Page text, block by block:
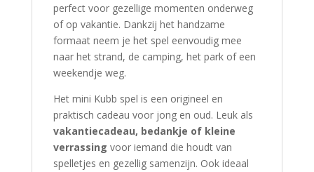
perfect voor gezellige momenten onderweg
of op vakantie. Dankzij het handzame
formaat neem je het spel eenvoudig mee
naar het strand, de camping, het park of een
weekendje weg.
Het mini Kubb spel is een origineel en
praktisch cadeau voor jong en oud. Leuk als
vakantiecadeau, bedankje of kleine
verrassing voor iemand die houdt van
spelletjes en gezellig samenzijn. Ook ideaal